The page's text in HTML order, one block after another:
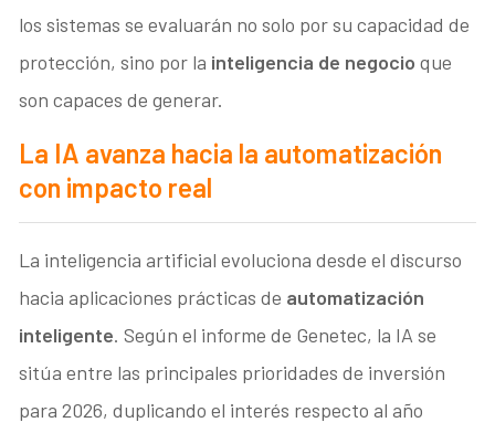
los sistemas se evaluarán no solo por su capacidad de
protección, sino por la inteligencia de negocio que
son capaces de generar.
La IA avanza hacia la automatización
con impacto real
La inteligencia artificial evoluciona desde el discurso
hacia aplicaciones prácticas de automatización
inteligente. Según el informe de Genetec, la IA se
sitúa entre las principales prioridades de inversión
para 2026, duplicando el interés respecto al año